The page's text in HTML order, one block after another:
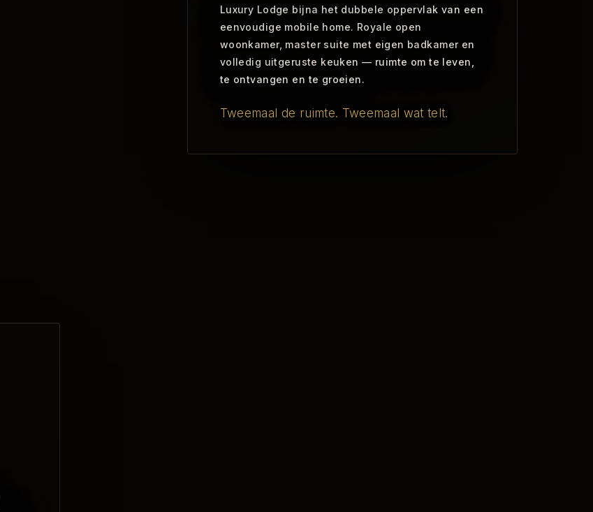
Luxury Lodge bijna het dubbele oppervlak van een
eenvoudige mobile home. Royale open
woonkamer, master suite met eigen badkamer en
volledig uitgeruste keuken — ruimte om te leven,
te ontvangen en te groeien.
Tweemaal de ruimte. Tweemaal wat telt.